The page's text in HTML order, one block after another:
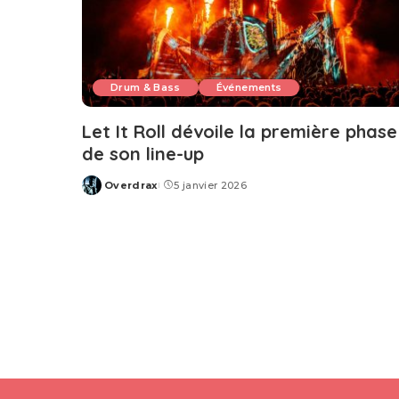
Drum & Bass Événements
Let It Roll dévoile la première phase
de son line-up
Posted
Overdrax 5 janvier 2026